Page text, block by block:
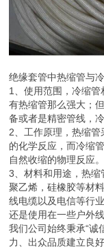
绝缘套管中热缩管与
1、使用范围，冷缩
有热缩管那么强大；
备或者是精密管线，
2、工作原理，热缩
的化学反应，而冷缩
自然收缩的物理反应。
3、材料和用途，热缩
聚乙烯，硅橡胶等材
线电缆以及电信等行
还是使用在一些户外线
我们公司始终秉承“诚
力、出众品质建立良